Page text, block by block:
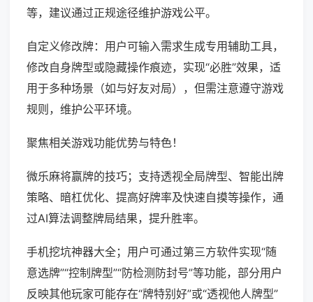
等，建议通过正规途径维护游戏公平。
自定义修改牌：用户可输入需求生成专用辅助工具，
修改自身牌型或隐藏操作痕迹，实现“必胜”效果，适
用于多种场景（如与好友对局），但需注意遵守游戏
规则，维护公平环境。
聚焦相关游戏功能优势与特色！
微乐麻将赢牌的技巧；支持透视全局牌型、智能出牌
策略、暗杠优化、提高好牌率及快速自摸等操作，通
过AI算法调整牌局结果，提升胜率。
手机挖坑神器大全；用户可通过第三方软件实现“随
意选牌”“控制牌型”“防检测防封号”等功能，部分用户
反映其他玩家可能存在“牌特别好”或“透视他人牌型”